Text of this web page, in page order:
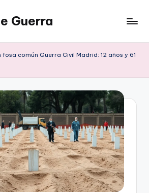
Guerra
fosa común Guerra Civil Madrid: 12 años y 61